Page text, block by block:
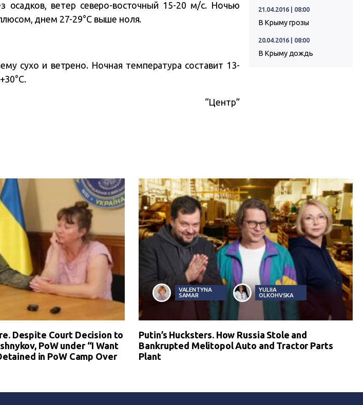
ветер северо-восточный 15-20 м/с. Ночью
днем 27-29°C выше ноля.
сухо и ветрено. Ночная температура составит 13-
“Центр”
21.04.2016 | 08:00
В Крыму грозы
20.04.2016 | 08:00
В Крыму дождь
Despite Court Decision to
PoW under “I Want
in PoW Camp Over
VALENTYNA
SAMAR
YULIIA
OLKOHVSKA
Putin’s Hucksters. How Russia Stole and
Bankrupted Melitopol Auto and Tractor Parts
Plant